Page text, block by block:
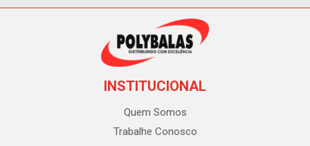
INSTITUCIONAL
Quem Somos
Trabalhe Conosco